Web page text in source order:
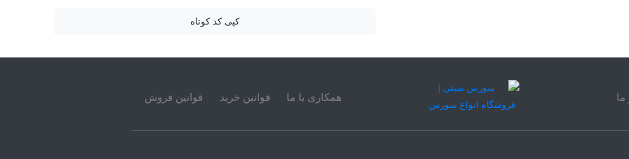
کپی کد کوتاه
همکاری با ما قوانین خرید قوانین فروش